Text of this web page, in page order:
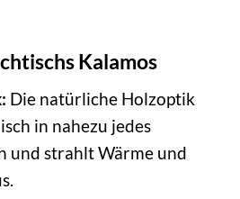
Kalamos
Die natürliche Holzoptik
in nahezu jedes
und strahlt Wärme und